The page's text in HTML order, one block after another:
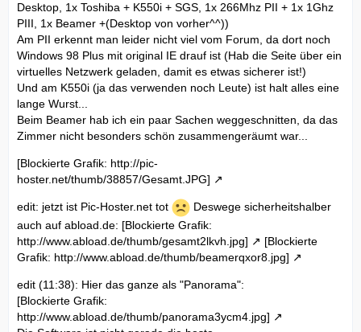
Desktop, 1x Toshiba + K550i + SGS, 1x 266Mhz PII + 1x 1Ghz
PIII, 1x Beamer +(Desktop von vorher^^))
Am PII erkennt man leider nicht viel vom Forum, da dort noch
Windows 98 Plus mit original IE drauf ist (Hab die Seite über ein
virtuelles Netzwerk geladen, damit es etwas sicherer ist!)
Und am K550i (ja das verwenden noch Leute) ist halt alles eine
lange Wurst...
Beim Beamer hab ich ein paar Sachen weggeschnitten, da das
Zimmer nicht besonders schön zusammengeräumt war...
[Blockierte Grafik: http://pic-
hoster.net/thumb/38857/Gesamt.JPG]
edit: jetzt ist Pic-Hoster.net tot
Deswege sicherheitshalber
auch auf abload.de: [Blockierte Grafik:
http://www.abload.de/thumb/gesamt2lkvh.jpg]
[Blockierte
Grafik: http://www.abload.de/thumb/beamerqxor8.jpg]
edit (11:38): Hier das ganze als "Panorama":
[Blockierte Grafik:
http://www.abload.de/thumb/panorama3ycm4.jpg]